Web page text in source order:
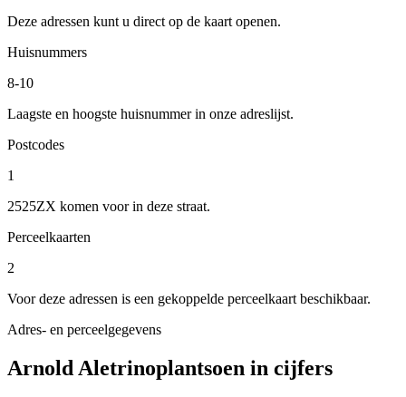
Deze adressen kunt u direct op de kaart openen.
Huisnummers
8-10
Laagste en hoogste huisnummer in onze adreslijst.
Postcodes
1
2525ZX komen voor in deze straat.
Perceelkaarten
2
Voor deze adressen is een gekoppelde perceelkaart beschikbaar.
Adres- en perceelgegevens
Arnold Aletrinoplantsoen in cijfers